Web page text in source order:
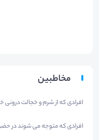
مخاطبین
افرادی که از شرم و خجالت
افرادی که متوجه می شوند در